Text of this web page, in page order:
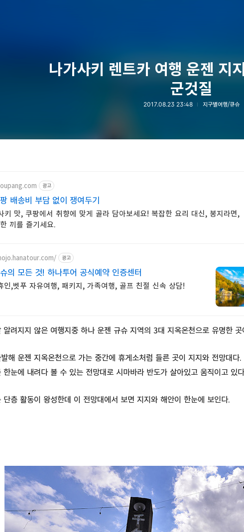
나가사키 렌트카 여행 운젠 지
군것질
2017.08.23 23:48 지구별여행/큐슈
광고
배송비 부담 없이 쟁여두기
키 맛, 쿠팡에서 취향에 맞게 골라 담아보세요! 복잡한 요리 대신, 봉지라면,
끼를 즐기세요.
광고
의 모든 것! 하나투어 공식예약 인증센터
인,벳푸 자유여행, 패키지, 가족여행, 골프 친절 신속 상담!
알려지지 않은 여행지중 하나 운젠 규슈 지역의 3대 지옥온천으로 유명한 곳
해 운젠 지옥온천으로 가는 중간에 휴게소처럼 들른 곳이 지지와 전망대
한눈에 내려다 볼 수 있는 전망대로 시마바라 반도가 살아있고 움직이고 있
단층 활동이 왕성한데 이 전망대에서 보면 지지와 해안이 한눈에 보인다.